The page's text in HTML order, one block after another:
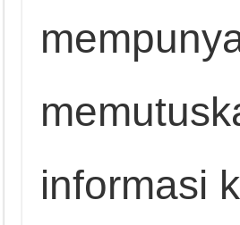
informasi